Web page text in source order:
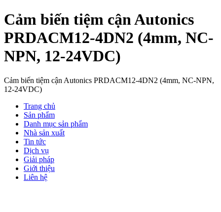
Cảm biến tiệm cận Autonics
PRDACM12-4DN2 (4mm, NC-
NPN, 12-24VDC)
Cảm biến tiệm cận Autonics PRDACM12-4DN2 (4mm, NC-NPN,
12-24VDC)
Trang chủ
Sản phẩm
Danh mục sản phẩm
Nhà sản xuất
Tin tức
Dịch vụ
Giải pháp
Giới thiệu
Liên hệ